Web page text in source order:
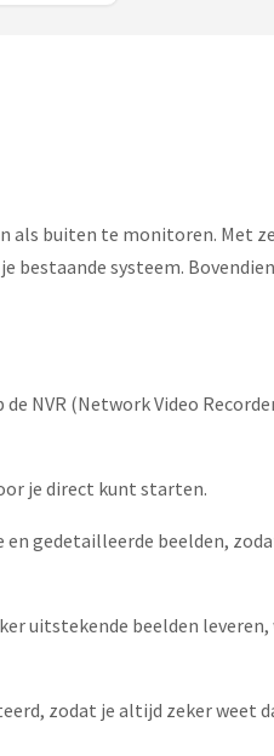
buiten te monitoren. Met
systeem.
NVR (Network Video
je direct kunt starten.
en gedetailleerde beelden,
uitstekende beelden
zodat je altijd zeker weet